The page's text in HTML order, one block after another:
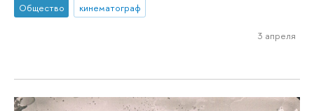
Общество кинематограф
3 апреля